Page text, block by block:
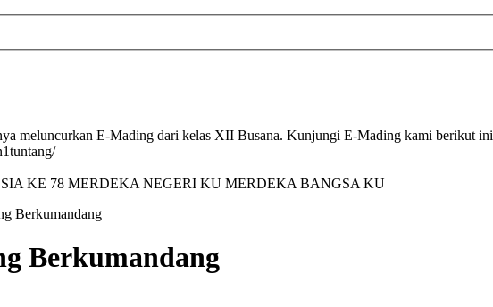
meluncurkan E-Mading dari kelas XII Busana. Kunjungi E-Mading kami berikut ini
KE 78 MERDEKA NEGERI KU MERDEKA BANGSA KU
Berkumandang
Berkumandang